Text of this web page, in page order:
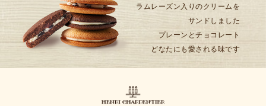
ラムレーズン入りのクリームを
サンドしました
プレーンとチョコレート
どなたにも愛される味です